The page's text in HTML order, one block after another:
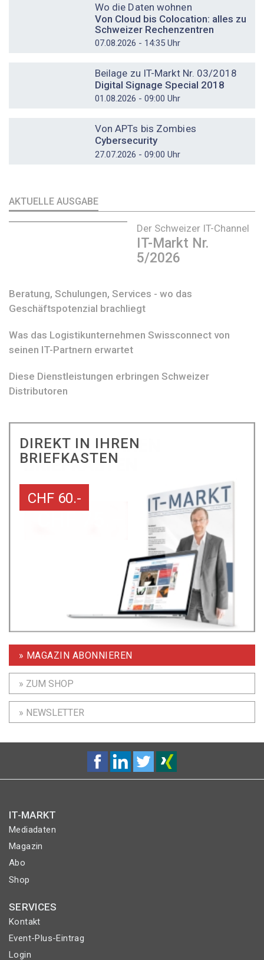
Wo die Daten wohnen
Von Cloud bis Colocation: alles zu
Schweizer Rechenzentren
07.08.2026 - 14:35 Uhr
Beilage zu IT-Markt Nr. 03/2018
Digital Signage Special 2018
01.08.2026 - 09:00 Uhr
Von APTs bis Zombies
Cybersecurity
27.07.2026 - 09:00 Uhr
AKTUELLE AUSGABE
Der Schweizer IT-Channel
IT-Markt Nr.
5/2026
Beratung, Schulungen, Services - wo das
Geschäftspotenzial brachliegt
Was das Logistikunternehmen Swissconnect von
seinen IT-Partnern erwartet
Diese Dienstleistungen erbringen Schweizer
Distributoren
DIREKT IN IHREN
BRIEFKASTEN
CHF 60.-
» MAGAZIN ABONNIEREN
» ZUM SHOP
» NEWSLETTER
IT-MARKT
Mediadaten
Magazin
Abo
Shop
SERVICES
Kontakt
Event-Plus-Eintrag
Login